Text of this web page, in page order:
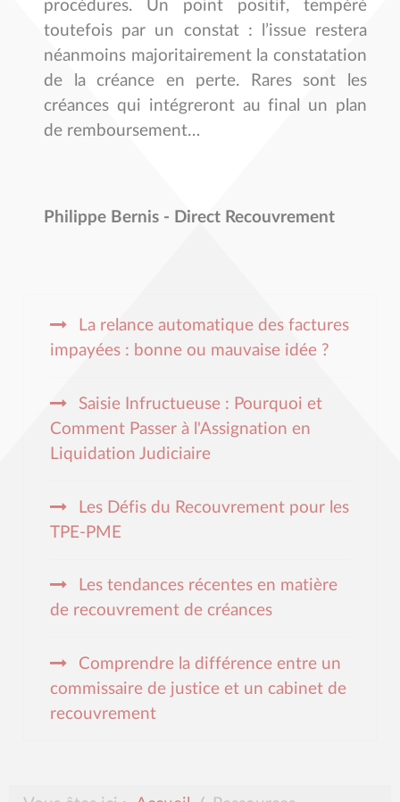
procédures. Un point positif, tempéré
toutefois par un constat : l’issue restera
néanmoins majoritairement la constatation
de la créance en perte. Rares sont les
créances qui intégreront au final un plan
de remboursement…
Philippe Bernis - Direct Recouvrement
La relance automatique des factures
impayées : bonne ou mauvaise idée ?
Saisie Infructueuse : Pourquoi et
Comment Passer à l'Assignation en
Liquidation Judiciaire
Les Défis du Recouvrement pour les
TPE-PME
Les tendances récentes en matière
de recouvrement de créances
Comprendre la différence entre un
commissaire de justice et un cabinet de
recouvrement